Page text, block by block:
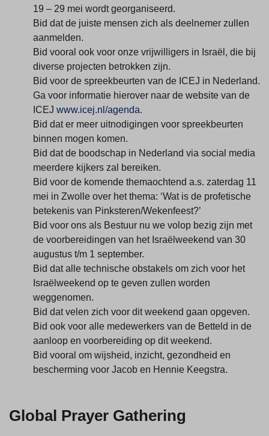
19 – 29 mei wordt georganiseerd.
Bid dat de juiste mensen zich als deelnemer zullen
aanmelden.
Bid vooral ook voor onze vrijwilligers in Israël, die bij
diverse projecten betrokken zijn.
Bid voor de spreekbeurten van de ICEJ in Nederland.
Ga voor informatie hierover naar de website van de
ICEJ www.icej.nl/agenda.
Bid dat er meer uitnodigingen voor spreekbeurten
binnen mogen komen.
Bid dat de boodschap in Nederland via social media
meerdere kijkers zal bereiken.
Bid voor de komende themaochtend a.s. zaterdag 11
mei in Zwolle over het thema: ‘Wat is de profetische
betekenis van Pinksteren/Wekenfeest?’
Bid voor ons als Bestuur nu we volop bezig zijn met
de voorbereidingen van het Israëlweekend van 30
augustus t/m 1 september.
Bid dat alle technische obstakels om zich voor het
Israëlweekend op te geven zullen worden
weggenomen.
Bid dat velen zich voor dit weekend gaan opgeven.
Bid ook voor alle medewerkers van de Betteld in de
aanloop en voorbereiding op dit weekend.
Bid vooral om wijsheid, inzicht, gezondheid en
bescherming voor Jacob en Hennie Keegstra.
Global Prayer Gathering